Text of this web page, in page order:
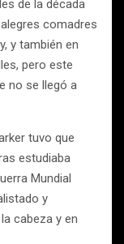
de la década
comadres
y también en
pero este
no se llegó a
tuvo que
estudiaba
Mundial
y
cabeza y en